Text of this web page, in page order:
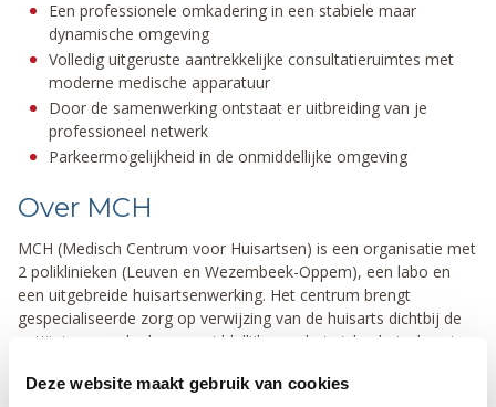
Deze website maakt gebruik van cookies
Een professionele omkadering in een stabiele maar
dynamische omgeving
Volledig uitgeruste aantrekkelijke consultatieruimtes met
moderne medische apparatuur
Door de samenwerking ontstaat er uitbreiding van je
professioneel netwerk
Parkeermogelijkheid in de onmiddellijke omgeving
Over MCH
MCH (Medisch Centrum voor Huisartsen) is een organisatie met
2 poliklinieken (Leuven en Wezembeek-Oppem), een labo en
een uitgebreide huisartsenwerking. Het centrum brengt
gespecialiseerde zorg op verwijzing van de huisarts dichtbij de
patiënten, zonder hen onmiddellijk naar het ziekenhuis door te